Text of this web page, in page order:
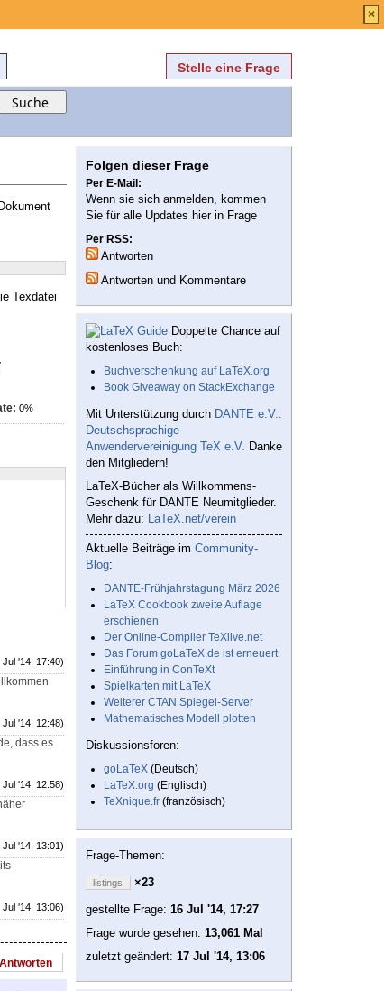
Stelle eine Frage
Texdatei
0%
Jul '14, 17:40)
Jul '14, 12:48)
dass es
Jul '14, 12:58)
Jul '14, 13:01)
Jul '14, 13:06)
Folgen dieser Frage
Per E-Mail:
Wenn sie sich anmelden, kommen
Sie für alle Updates hier in Frage
Per RSS:
Antworten
Antworten und Kommentare
Doppelte Chance auf
kostenloses Buch:
Buchverschenkung auf LaTeX.org
Book Giveaway on StackExchange
Mit Unterstützung durch DANTE e.V.:
Deutschsprachige
Anwendervereinigung TeX e.V. Danke
den Mitgliedern!
LaTeX-Bücher als Willkommens-
Geschenk für DANTE Neumitglieder.
Mehr dazu: LaTeX.net/verein
Aktuelle Beiträge im Community-
Blog:
DANTE-Frühjahrstagung März 2026
LaTeX Cookbook zweite Auflage
erschienen
Der Online-Compiler TeXlive.net
Das Forum goLaTeX.de ist erneuert
Einführung in ConTeXt
Spielkarten mit LaTeX
Weiterer CTAN Spiegel-Server
Mathematisches Modell plotten
Diskussionsforen:
goLaTeX (Deutsch)
LaTeX.org (Englisch)
TeXnique.fr (französisch)
Frage-Themen:
listings
×23
gestellte Frage: 16 Jul '14, 17:27
Frage wurde gesehen: 13,061 Mal
zuletzt geändert: 17 Jul '14, 13:06
×